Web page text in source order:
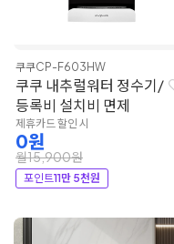
쿠쿠CP-F603HW
쿠쿠 내추럴워터 정수기/
등록비 설치비 면제
제휴카드 할인 시
0원
월15,900원
포인트11만 5천원